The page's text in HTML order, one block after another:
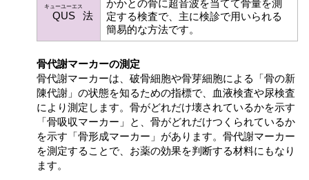
QUS
キューユーエス
法
かかとの骨に超音波を当てて骨量を測
定する検査で、主に検診で用いられる
簡易的な方法です。
骨代謝マーカーの測定
骨代謝マーカーは、破骨細胞や骨芽細胞による「骨の新
陳代謝」の状態を知るための指標で、血液検査や尿検査
により測定します。骨がどれだけ壊されているかを示す
「骨吸収マーカー」と、骨がどれだけつくられているか
を示す「骨形成マーカー」があります。骨代謝マーカー
を測定することで、お薬の効果を判断する材料にもなり
ます。